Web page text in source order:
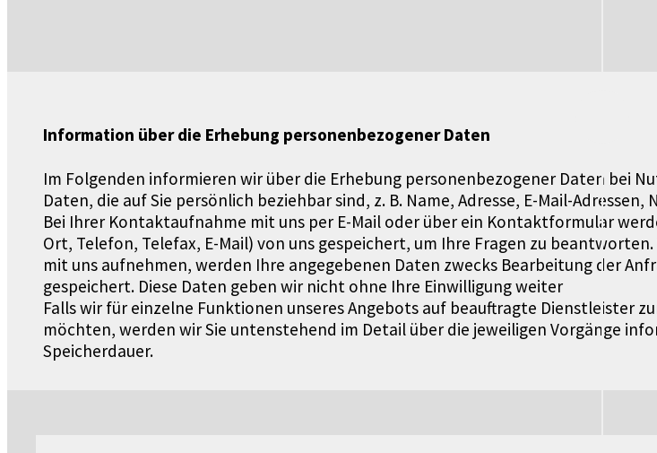
Information über die Erhebung personenbezogener Daten
Im Folgenden informieren wir über die Erhebung personenbezogener Daten bei
Daten, die auf Sie persönlich beziehbar sind, z. B. Name, Adresse, E-Mail-
Bei Ihrer Kontaktaufnahme mit uns per E-Mail oder über ein Kontaktformular
Ort, Telefon, Telefax, E-Mail) von uns gespeichert, um Ihre Fragen zu
mit uns aufnehmen, werden Ihre angegebenen Daten zwecks Bearbeitung der
gespeichert. Diese Daten geben wir nicht ohne Ihre Einwilligung weiter
Falls wir für einzelne Funktionen unseres Angebots auf beauftragte Dienstleister
möchten, werden wir Sie untenstehend im Detail über die jeweiligen Vorgänge
Speicherdauer.